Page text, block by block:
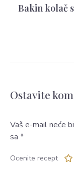
Bakin kolač
Ostavite
Vaš e-mail neće
sa *
Ocenite recept